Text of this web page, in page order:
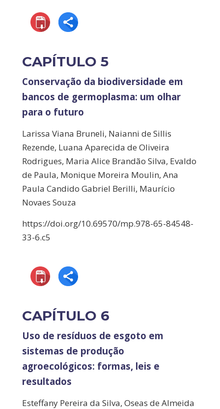
CAPÍTULO 5
Conservação da biodiversidade em
bancos de germoplasma: um olhar
para o futuro
Larissa Viana Bruneli, Naianni de Sillis
Rezende, Luana Aparecida de Oliveira
Rodrigues, Maria Alice Brandão Silva, Evaldo
de Paula, Monique Moreira Moulin, Ana
Paula Candido Gabriel Berilli, Maurício
Novaes Souza
https://doi.org/10.69570/mp.978-65-84548-
33-6.c5
CAPÍTULO 6
Uso de resíduos de esgoto em
sistemas de produção
agroecológicos: formas, leis e
resultados
Esteffany Pereira da Silva, Oseas de Almeida